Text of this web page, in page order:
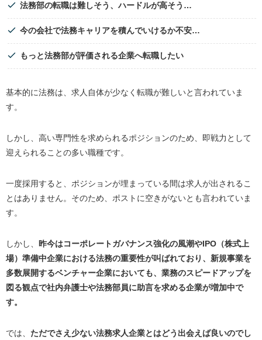
法務部の転職は難しそう、ハードルが高そう…
今の会社で法務キャリアを積んでいけるか不安…
もっと法務部が評価される企業へ転職したい
基本的に法務は、求人自体が少なく転職が難しいと言われていま
す。
しかし、高い専門性を求められるポジションのため、即戦力として
迎えられることの多い職種です。
一度採用すると、ポジションが埋まっている間は求人が出されるこ
とはありません。そのため、ポストに空きがないとも言われていま
す。
しかし、 昨今はコーポレートガバナンス強化の風潮やIPO（株式上
場）準備中企業における法務の重要性が叫ばれており、新規事業を
多数展開するベンチャー企業においても、業務のスピードアップを
図る観点で社内弁護士や法務部員に助言を求める企業が増加中で
す。
では、 ただでさえ少ない法務求人企業とはどう出会えば良いのでし